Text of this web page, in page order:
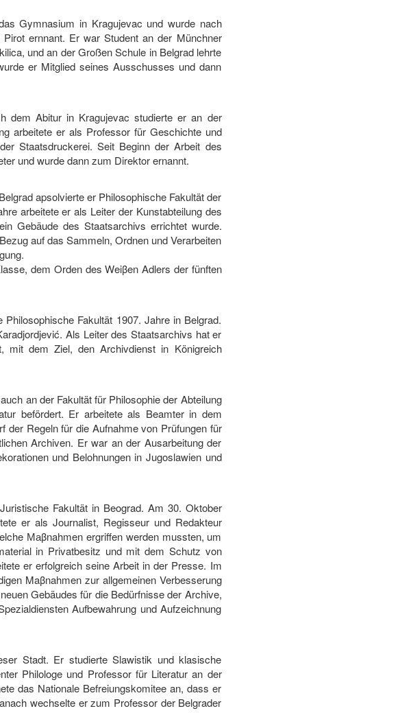
Gymnasium in Kragujevac und wurde nach
ernnant. Er war Student an der Münchner
und an der Großen Schule in Belgrad lehrte
er Mitglied seines Ausschusses und dann
dem Abitur in Kragujevac studierte er an der
arbeitete er als Professor für Geschichte und
Staatsdruckerei. Seit Beginn der Arbeit des
und wurde dann zum Direktor ernannt.
apsolvierte er Philosophische Fakultät der
arbeitete er als Leiter der Kunstabteilung des
Gebäude des Staatsarchivs errichtet wurde.
auf das Sammeln, Ordnen und Verarbeiten
dem Orden des Weiβen Adlers der fünften
Fakultät 1907. Jahre in Belgrad.
Als Leiter des Staatsarchivs hat er
mit dem Ziel, den Archivdienst in Königreich
an der Fakultät für Philosophie der Abteilung
befördert. Er arbeitete als Beamter in dem
der Regeln für die Aufnahme von Prüfungen für
Archiven. Er war an der Ausarbeitung der
und Belohnungen in Jugoslawien und
Fakultät in Beograd. Am 30. Oktober
er als Journalist, Regisseur und Redakteur
Маβnahmen ergriffen werden mussten, um
in Privatbesitz und mit dem Schutz von
er erfolgreich seine Arbeit in der Presse. Im
Maβnahmen zur allgemeinen Verbesserung
Gebäudes für die Bedürfnisse der Archive,
Aufbewahrung und Aufzeichnung
Stadt. Er studierte Slawistik und klasische
Philologe und Professor für Literatur an der
das Nationale Befreiungskomitee an, dass er
wechselte er zum Professor der Belgrader